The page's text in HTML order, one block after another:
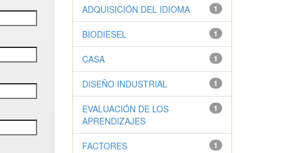
1
ADQUISICIÓN DEL IDIOMA
1
BIODIESEL
1
CASA
1
DISEÑO INDUSTRIAL
1
EVALUACIÓN DE LOS
APRENDIZAJES
1
FACTORES